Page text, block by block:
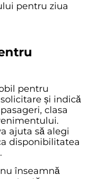
pentru ziua
pentru
și indică
clasa
ajuta să alegi
disponibilitatea
înseamnă